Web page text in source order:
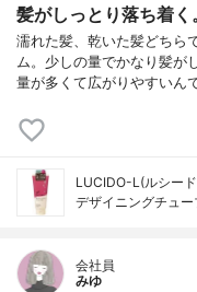
髪がしっとり落ち着く。
濡れた髪、乾いた髪どちら
ム。少しの量でかなり髪が
量が多くて広がりやすいん
LUCIDO-L(ルシー
デザイニングチュ
会社員
みゆ